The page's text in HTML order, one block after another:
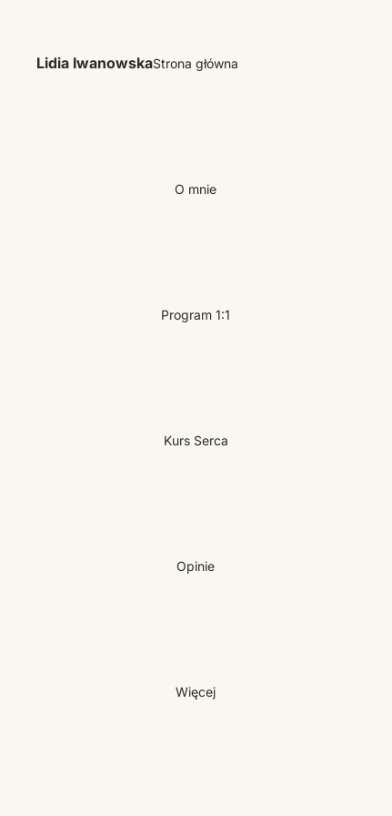
Lidia IwanowskaStrona główna
O mnie
Program 1:1
Kurs Serca
Opinie
Więcej